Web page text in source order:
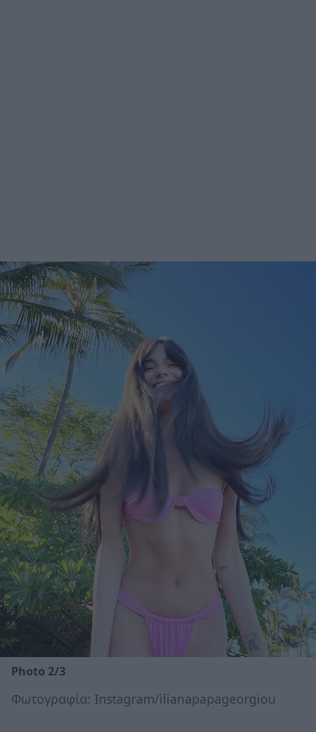
Photo 2/3
Φωτογραφία: Instagram/ilianapapageorgiou